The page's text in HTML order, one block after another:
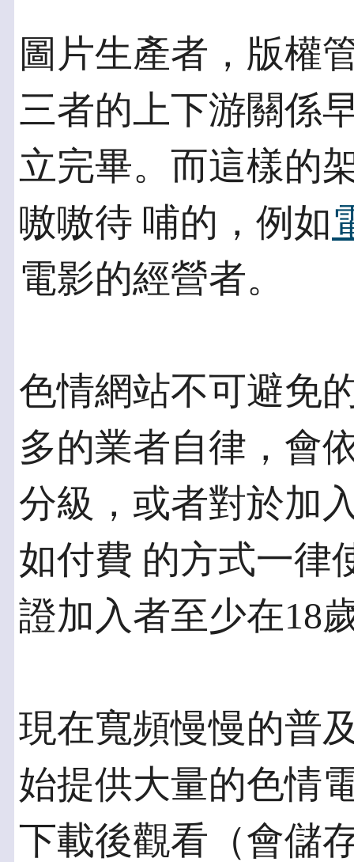
圖片生產者，版權
三者的上下游關係
立完畢。而這樣的
嗷嗷待 哺的，例如
電影的經營者。
色情網站不可避免
多的業者自律，會
分級，或者對於加
如付費 的方式一律
證加入者至少在18
現在寬頻慢慢的普
始提供大量的色情
下載後觀看（會儲